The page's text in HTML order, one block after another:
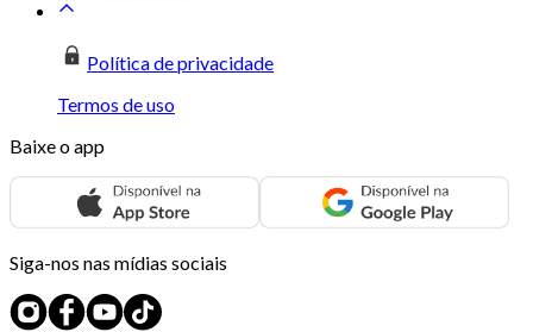
Política de privacidade
Termos de uso
Baixe o app
Siga-nos nas mídias sociais